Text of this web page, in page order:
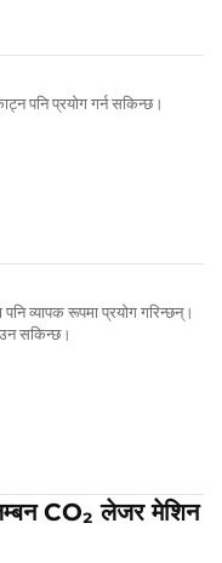
पनि प्रयोग गर्न सकिन्छ।
व्यापक रूपमा प्रयोग गरिन्छन्।
सकिन्छ।
CO₂ लेजर मेशिन